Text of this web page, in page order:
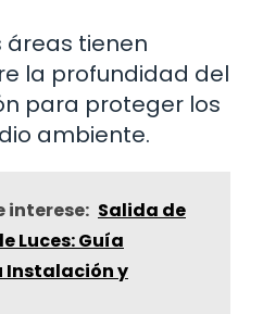
áreas tienen
la profundidad del
para proteger los
ambiente.
interese: Salida de
Luces: Guía
Instalación y